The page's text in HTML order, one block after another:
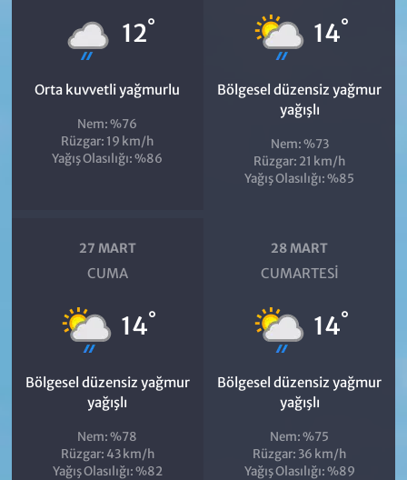
12°
Orta kuvvetli yağmurlu
Nem: %76
Rüzgar: 19 km/h
Yağış Olasılığı: %86
14°
Bölgesel düzensiz yağmur
yağışlı
Nem: %73
Rüzgar: 21 km/h
Yağış Olasılığı: %85
27 MART
CUMA
14°
Bölgesel düzensiz yağmur
yağışlı
Nem: %78
Rüzgar: 43 km/h
Yağış Olasılığı: %82
28 MART
CUMARTESI
14°
Bölgesel düzensiz yağmur
yağışlı
Nem: %75
Rüzgar: 36 km/h
Yağış Olasılığı: %89